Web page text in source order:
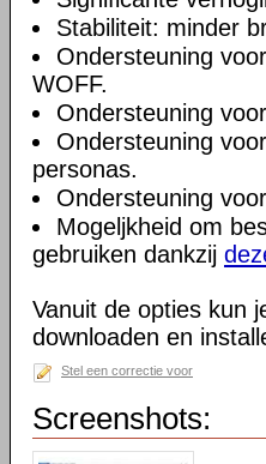
Stabiliteit: minder
Ondersteuning
WOFF.
Ondersteuning
Ondersteuning
personas.
Ondersteuning
Mogeljkheid om
gebruiken dankzij
Vanuit de opties kun
downloaden en
Stel een correctie voor
Screenshots: